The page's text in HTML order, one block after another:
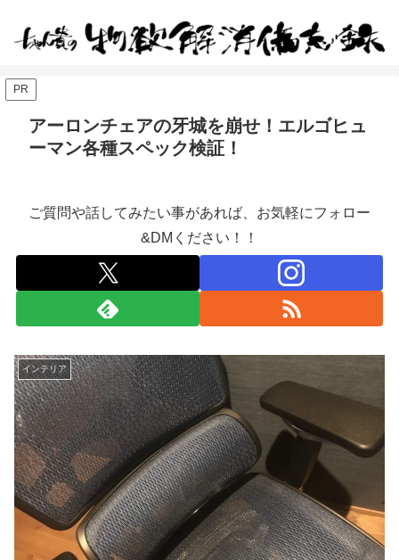
PR
アーロンチェアの牙城を崩せ！エルゴヒュ
ーマン各種スペック検証！
ご質問や話してみたい事があれば、お気軽にフォロー
&DMください！！
インテリア